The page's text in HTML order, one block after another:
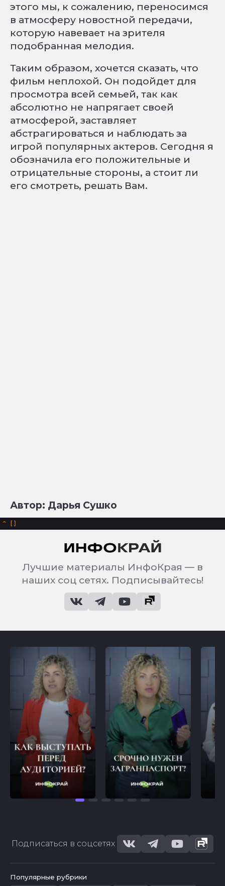
этого мы, к сожалению, переносимся
в атмосферу новостной передачи,
которую навевает на зрителя
подобранная мелодия.
Таким образом, хочется сказать, что
фильм неплохой. Он подойдет для
просмотра всей семьей, так как
абсолютно не напрягает своей
атмосферой, заставляет
абстрагироваться и наблюдать за
игрой популярных актеров. Сегодня я
обозначила его положительные и
отрицательные стороны, а стоит ли
его смотреть, решать Вам.
Автор: Дарья Сушко
^
Лучшие материалы ИнфоКрая — в
наших соц сетях. Подписывайтесь!
Подписаться в соцсетях
Популярные рубрики